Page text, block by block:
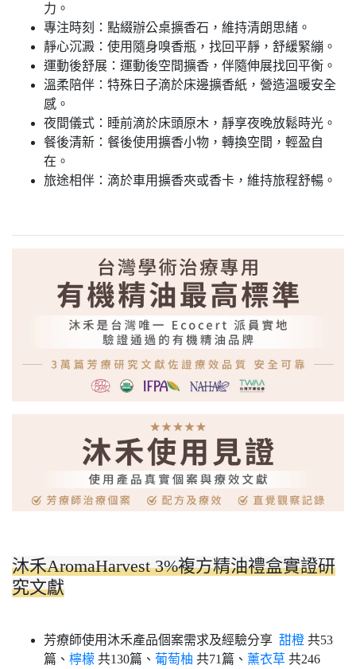
力。
專注時刻：點綴辦公桌擴香石，維持清朗思緒。
靜心沉澱：使用隨身嗅香瓶，找回平靜，舒緩緊繃。
運動後舒展：運動後空間擴香，伴隨伸展找回平衡。
溫柔陪伴：特殊日子滴於床邊擴香紙，營造溫暖安全
感。
夜間儀式：睡前滴於床頭原木，靜享夜晚放鬆時光。
餐後清新：餐後使用擴香小物，轉換空間，輕盈自
在。
旅途相伴：滴於車用擴香夾或香卡，維持旅程舒暢。
沐禾AromaHarvest 3%複方精油禮盒實證研
究文獻
芳療師使用沐禾產品個案需求及經驗分享 甜橙 共53
篇、 檸檬 共130篇、 葡萄柚 共71篇、 薰衣草 共246